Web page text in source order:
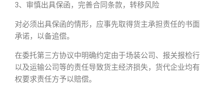
3、审慎出具保函，完善合同条款，转移风险
对必须出具保函的情形，应事先取得货主承担责任的书面
承诺，以备追偿。
在委托第三方协议中明确约定由于场装公司、报关报检行
以及运输公司等的责任导致货主经济损失，货代企业均有
权要求责任方予以赔偿。